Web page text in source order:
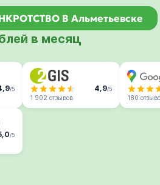
В Альметьевске
в месяц
/5 4,9/5
1 902 отзывов 180
/5